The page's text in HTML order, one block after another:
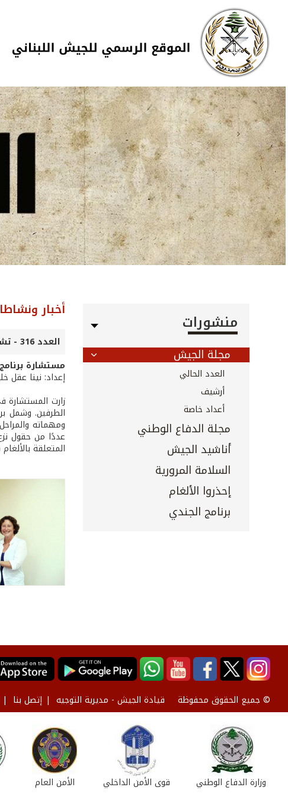
تجاوز إلى المحتوى الرئيسي
Skip to navigation
منشورات
مجلة الجيش
العدد الحالي
أرشيف
أعداد خاصة
مجلة الدفاع الوطني
أناشيد الجيش
السلامة المرورية
إحذروا الألغام
برنامج الجندي
أخبار
العدد 316 - تشرين الأول 2011
مستشارة برنامج
إعداد: نينا عقل
الطرفين. وشمل
ومهماته
عددًا من حقول
المتعلقة
© جميع الحقوق محفوظة قيادة الجيش - مديرية التوجيه إتصل بنا
الأمن العام قوى الأمن الداخلي وزارة الدفاع الوطني